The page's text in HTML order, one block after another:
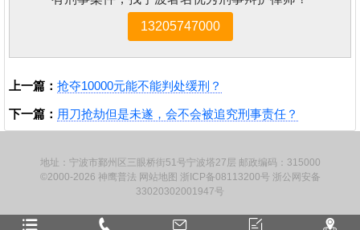
13205747000
上一篇： 抢夺10000元能不能判处缓刑？
下一篇： 用刀抢劫但是未遂，会不会被追究刑事责任？
地址：宁波市鄞州区三眼桥街51号宁波塔27层 邮政编码：315000
©2000-2026 神鹰普法 网站地图 浙ICP备08113200号 浙公网安备
33020302001947号